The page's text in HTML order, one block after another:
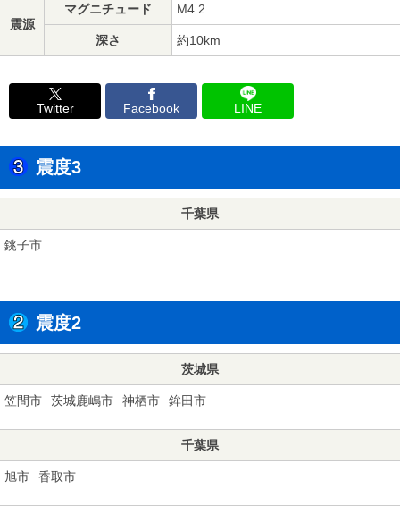
震源
マグニチュード M4.2
深さ 約10km
Twitter Facebook LINE
震度3
千葉県
銚子市
震度2
茨城県
笠間市 茨城鹿嶋市 神栖市 鉾田市
千葉県
旭市 香取市